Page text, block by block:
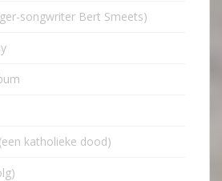
songwriter Bert Smeets)
katholieke dood)